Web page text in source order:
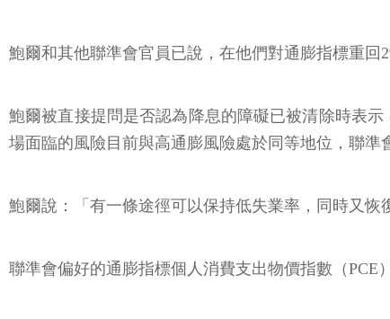
鮑爾和其他聯準會官員已說，在他們對通膨指標重回
鮑爾被直接提問是否認為降息的障礙已被清除時表
場面臨的風險目前與高通膨風險處於同等地位，聯準
鮑爾說：「有一條途徑可以保持低失業率，同時又恢
聯準會偏好的通膨指標個人消費支出物價指數（PCE